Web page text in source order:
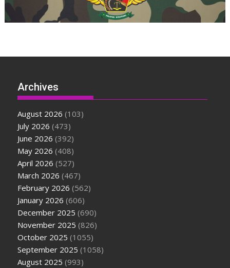
Archives
August 2026 (103)
July 2026 (473)
June 2026 (392)
May 2026 (408)
April 2026 (527)
March 2026 (467)
February 2026 (562)
January 2026 (606)
December 2025 (690)
November 2025 (826)
October 2025 (1055)
September 2025 (1058)
August 2025 (993)